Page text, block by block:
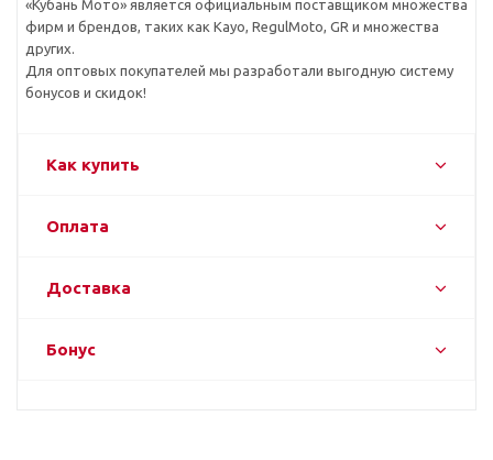
«Кубань Мото» является официальным поставщиком множества
фирм и брендов, таких как Kayo, RegulMoto, GR и множества
других.
Для оптовых покупателей мы разработали выгодную систему
бонусов и скидок!
Как купить
Оплата
Доставка
Бонус